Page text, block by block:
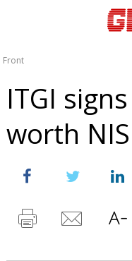
Front
ITGI
worth